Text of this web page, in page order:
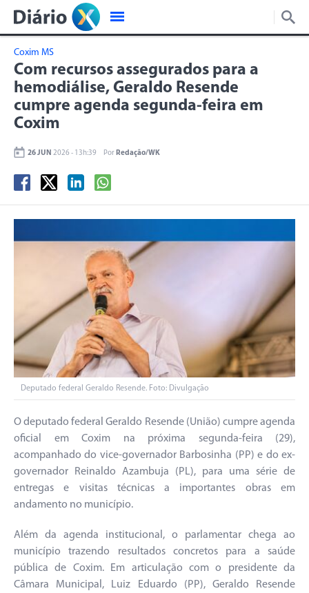
Coxim MS
Com recursos assegurados para a
hemodiálise, Geraldo Resende
cumpre agenda segunda-feira em
Coxim
26 JUN 2026 - 13h:39 Por Redação/WK
Deputado federal Geraldo Resende. Foto: Divulgação
O deputado federal Geraldo Resende (União) cumpre agenda
oficial em Coxim na próxima segunda-feira (29),
acompanhado do vice-governador Barbosinha (PP) e do ex-
governador Reinaldo Azambuja (PL), para uma série de
entregas e visitas técnicas a importantes obras em
andamento no município.
Além da agenda institucional, o parlamentar chega ao
município trazendo resultados concretos para a saúde
pública de Coxim. Em articulação com o presidente da
Câmara Municipal, Luiz Eduardo (PP), Geraldo Resende